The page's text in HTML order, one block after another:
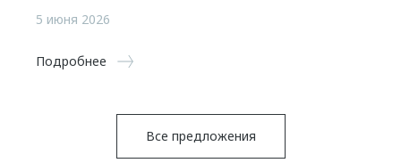
5 июня 2026
Подробнее
Все предложения